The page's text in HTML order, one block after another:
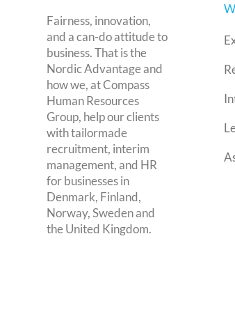
Fairness, innovation,
and a can-do attitude to
business. That is the
Nordic Advantage and
how we, at Compass
Human Resources
Group, help our clients
with tailormade
recruitment, interim
management, and HR
for businesses in
Denmark, Finland,
Norway, Sweden and
the United Kingdom.